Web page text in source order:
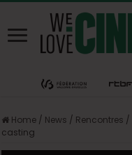
Home / News / Rencontres /
casting